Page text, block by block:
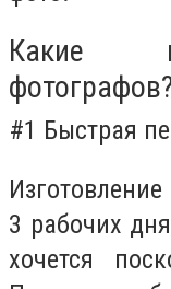
Какие
#1 Быстрая
3 рабочих
хочется